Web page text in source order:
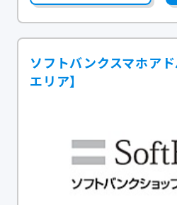
ソフトバンクスマホア
エリア】